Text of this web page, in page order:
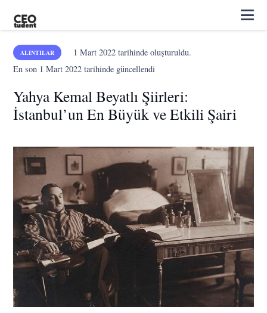
ALINTILAR 1 Mart 2022tarihinde oluşturuldu.
En son 1 Mart 2022 tarihinde güncellendi
Yahya Kemal Beyatlı Şiirleri:
İstanbul’un En Büyük ve Etkili Şairi